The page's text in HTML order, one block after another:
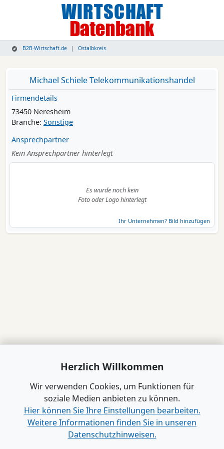
B2B-Wirtschaft.de Ostalbkreis
Michael Schiele Telekommunikationshandel
Firmendetails
73450 Neresheim
Branche: Sonstige
Ansprechpartner
Kein Ansprechpartner hinterlegt
Es wurde noch kein
Foto oder Logo hinterlegt
Ihr Unternehmen? Bild hinzufügen
Herzlich Willkommen
Wir verwenden Cookies, um Funktionen für
soziale Medien anbieten zu können.
Hier können Sie Ihre Einstellungen bearbeiten.
Weitere Informationen finden Sie in unseren
Datenschutzhinweisen.